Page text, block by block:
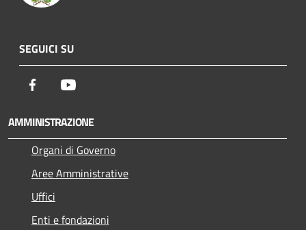
SEGUICI SU
Facebook
AMMINISTRAZIONE
Organi di Governo
Aree Amministrative
Uffici
Enti e fondazioni